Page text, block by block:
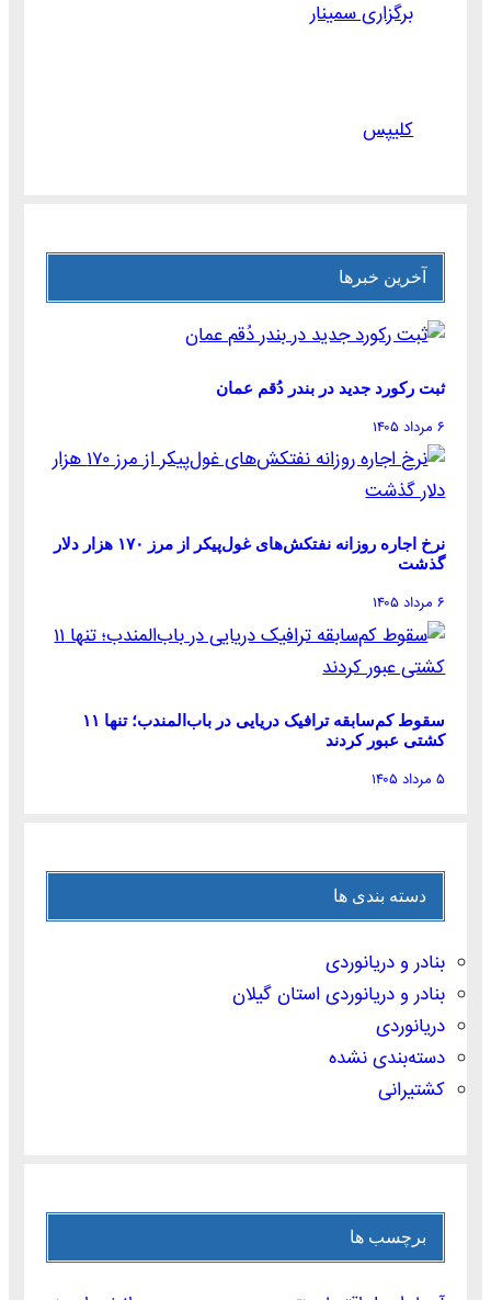
برگزاری سمینار
کلیپس
آخرین خبرها
ثبت رکورد جدید در بندر دُقم عمان
۶ مرداد ۱۴۰۵
نرخ اجاره روزانه نفتکش‌های غول‌پیکر از مرز ۱۷۰ هزار دلار
گذشت
۶ مرداد ۱۴۰۵
سقوط کم‌سابقه ترافیک دریایی در باب‌المندب؛ تنها ۱۱
کشتی عبور کردند
۵ مرداد ۱۴۰۵
دسته بندی ها
بنادر و دریانوردی
بنادر و دریانوردی استان گیلان
دریانوردی
دسته‌بندی نشده
کشتیرانی
برچسب ها